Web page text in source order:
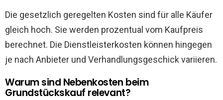
Die gesetzlich geregelten Kosten sind für alle Käufer
gleich hoch. Sie werden prozentual vom Kaufpreis
berechnet. Die Dienstleisterkosten können hingegen
je nach Anbieter und Verhandlungsgeschick variieren.
Warum sind Nebenkosten beim
Grundstückskauf relevant?